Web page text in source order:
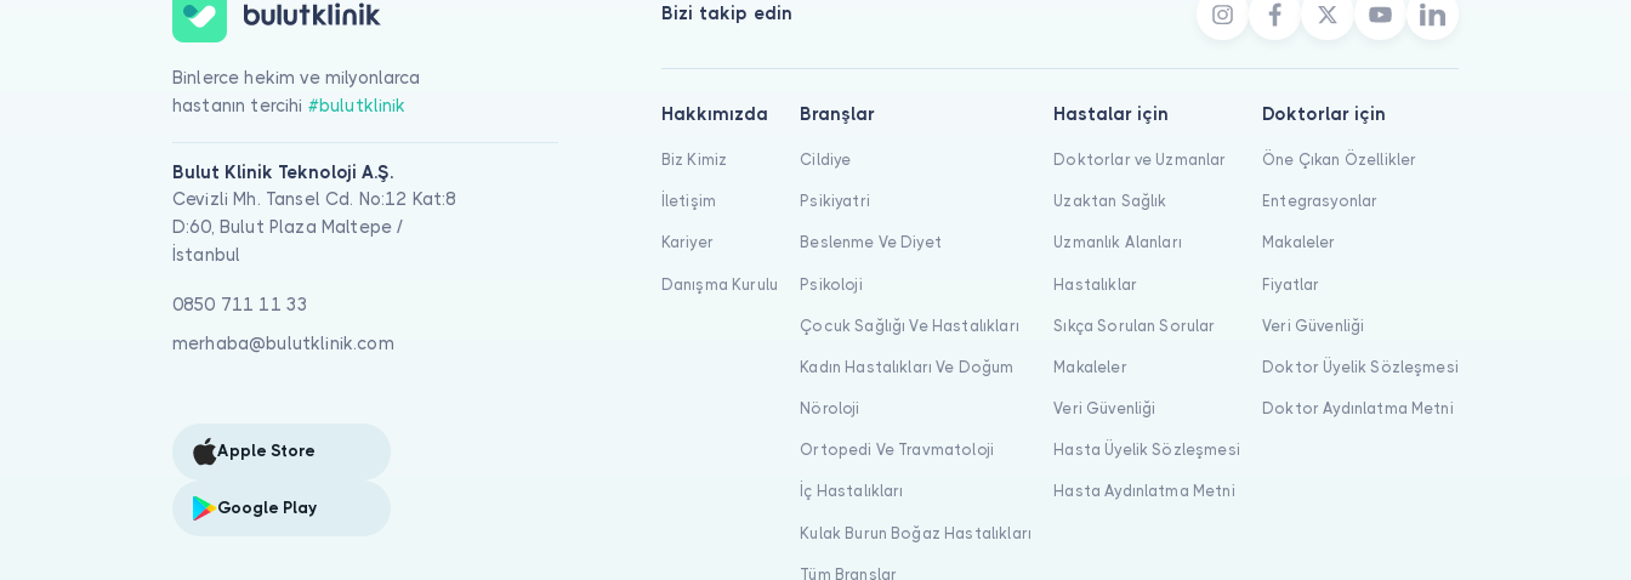
Binlerce hekim ve milyonlarca
hastanın tercihi #bulutklinik
Bulut Klinik Teknoloji A.Ş.
Cevizli Mh. Tansel Cd. No:12 Kat:8
D:60, Bulut Plaza Maltepe /
İstanbul
0850 711 11 33
merhaba@bulutklinik.com
Apple Store
Google Play
Bizi takip edin
Hakkımızda
Biz Kimiz
İletişim
Kariyer
Danışma Kurulu
Branşlar
Cildiye
Psikiyatri
Beslenme Ve Diyet
Psikoloji
Çocuk Sağlığı Ve Hastalıkları
Kadın Hastalıkları Ve Doğum
Nöroloji
Ortopedi Ve Travmatoloji
İç Hastalıkları
Kulak Burun Boğaz Hastalıkları
Tüm Branşlar
Hastalar için
Doktorlar ve Uzmanlar
Uzaktan Sağlık
Uzmanlık Alanları
Hastalıklar
Sıkça Sorulan Sorular
Makaleler
Veri Güvenliği
Hasta Üyelik Sözleşmesi
Hasta Aydınlatma Metni
Doktorlar için
Öne Çıkan Özellikler
Entegrasyonlar
Makaleler
Fiyatlar
Veri Güvenliği
Doktor Üyelik Sözleşmesi
Doktor Aydınlatma Metni